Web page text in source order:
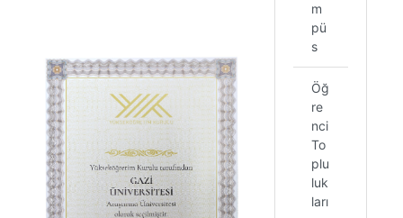
m
pü
s
Öğ
re
nci
To
plu
luk
ları